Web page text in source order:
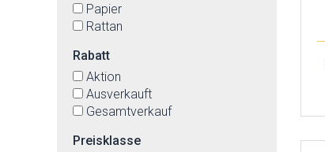
Papier
Rattan
Rabatt
Aktion
Ausverkauft
Gesamtverkauf
Preisklasse